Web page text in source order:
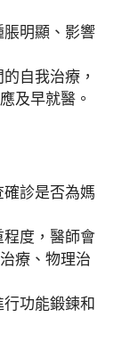
明顯、影響
自我治療，
及早就醫。
診是否為媽
度，醫師會
療、物理治
功能鍛鍊和